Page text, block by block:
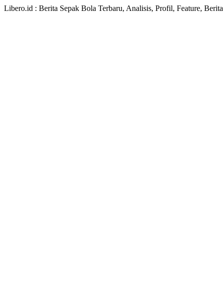
Libero.id : Berita Sepak Bola Terbaru, Analisis, Profil, Feature,